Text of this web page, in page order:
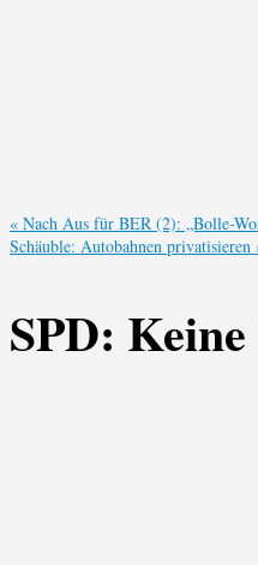
« Nach Aus für BER (2): „Bolle-
Schäuble: Autobahnen privatisieren
SPD: